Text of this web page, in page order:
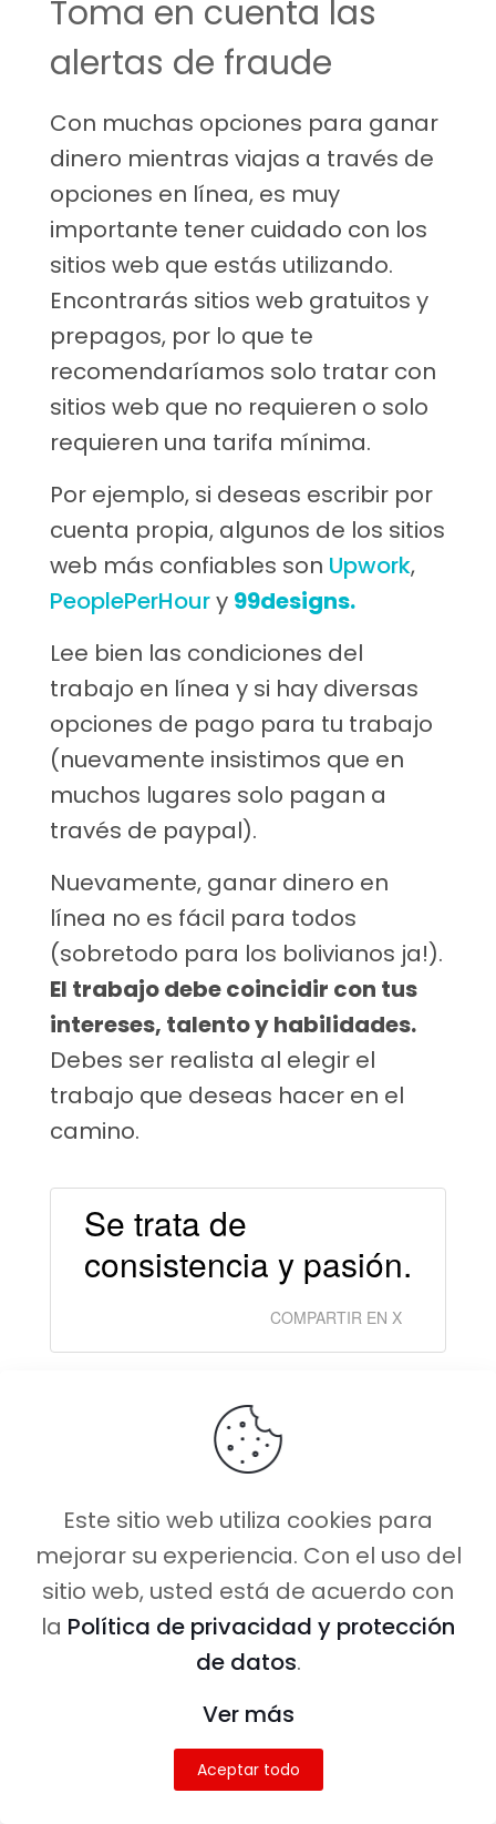
Toma en cuenta las
alertas de fraude
Con muchas opciones para ganar
dinero mientras viajas a través de
opciones en línea, es muy
importante tener cuidado con los
sitios web que estás utilizando.
Encontrarás sitios web gratuitos y
prepagos, por lo que te
recomendaríamos solo tratar con
sitios web que no requieren o solo
requieren una tarifa mínima.
Por ejemplo, si deseas escribir por
cuenta propia, algunos de los sitios
web más confiables son Upwork,
PeoplePerHoury 99designs.
Lee bien las condiciones del
trabajo en línea y si hay diversas
opciones de pago para tu trabajo
(nuevamente insistimos que en
muchos lugares solo pagan a
través de paypal).
Nuevamente, ganar dinero en
línea no es fácil para todos
(sobretodo para los bolivianos ja!).
El trabajo debe coincidir con tus
intereses, talento y habilidades.
Debes ser realista al elegir el
trabajo que deseas hacer en el
camino.
Se trata de
consistencia y pasión.
COMPARTIR EN X
es dejar tu trabajo para ver el
mundo? Eso es exactamente lo
Dejamos un trabajo de 8 a 6,
ahorramos dinero durante más de
un año, todo para disfrutar de los
beneficios de viajar en pareja
Este sitio web utiliza cookies para
mejorar su experiencia. Con el uso del
sitio web, usted está de acuerdo con
la Política de privacidad y protección
de datos.
Ver más
Aceptar todo